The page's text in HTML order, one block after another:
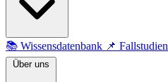
📚 Wissensdatenbank 📌 Fallstudien